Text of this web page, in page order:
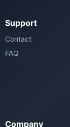
Support
Contact
FAQ
Company